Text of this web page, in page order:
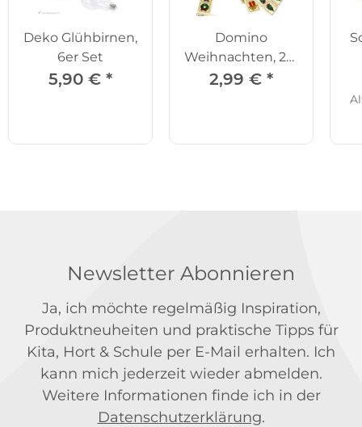
Deko Glühbirnen,
6er Set
5,90 € *
Domino
Weihnachten, 28-
tlg.
2,99 € *
Newsletter Abonnieren
Ja, ich möchte regelmäßig Inspiration,
Produktneuheiten und praktische Tipps für
Kita, Hort & Schule per E-Mail erhalten. Ich
kann mich jederzeit wieder abmelden.
Weitere Informationen finde ich in der
Datenschutzerklärung.